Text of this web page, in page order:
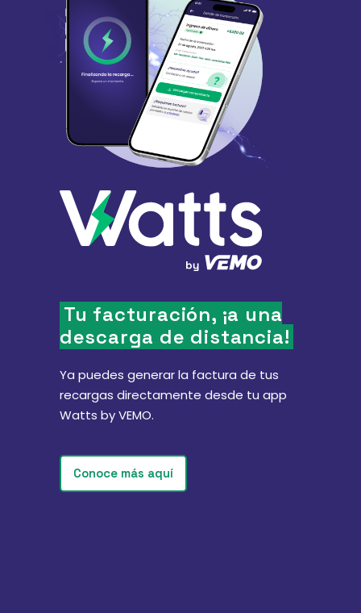
Tu facturación, ¡a una
descarga de distancia!
Ya puedes generar la factura de tus
recargas directamente desde tu app
Watts by VEMO.
Conoce más aquí